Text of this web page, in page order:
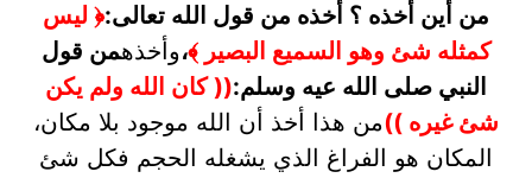
من أين أخذه ؟ أخذه من قول الله تعالى:﴿ ليس
كمثله شئ وهو السميع البصير ﴾،وأخذهمن قول
النبي صلى الله عيه وسلم:(( كان الله ولم يكن
شئ غيره ))من هذا أخذ أن الله موجود بلا مكان،
المكان هو الفراغ الذي يشغله الحجم فكل شئ